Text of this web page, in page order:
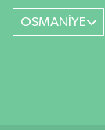
OSMANİYE